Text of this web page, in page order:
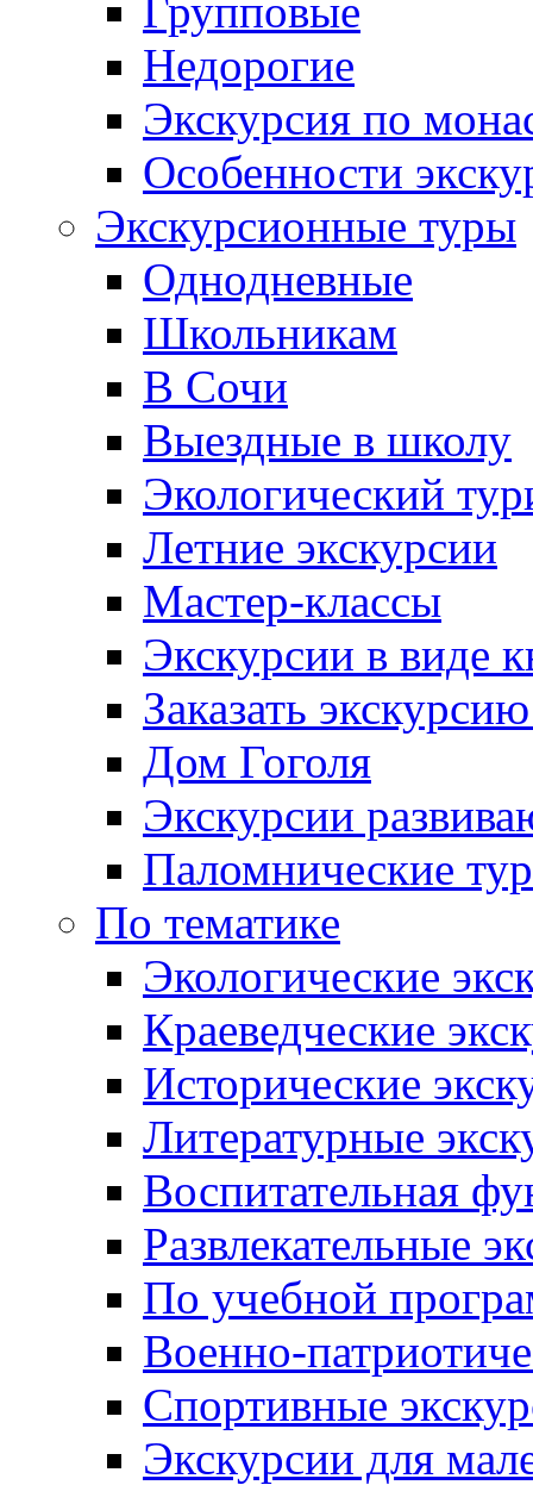
Групповые
Недорогие
Экскурсия по
Особенности
Экскурсионные туры
Однодневные
Школьникам
В Сочи
Выездные в школу
Экологический
Летние экскурсии
Мастер-классы
Экскурсии в виде
Заказать
Дом Гоголя
Экскурсии
Паломнические
По тематике
Экологические
Краеведческие
Исторические
Литературные
Воспитательная
Развлекательные
По учебной
Военно-
Спортивные
Экскурсии для